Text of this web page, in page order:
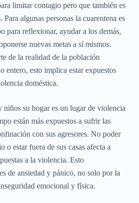
limitar contagio pero que también es
algunas personas la cuarentena es
para reflexionar, ayudar a los demás,
nuevas metas a sí mismos.
de la realidad de la población
entero, esto implica estar expuestos
doméstica.
niños su hogar es un lugar de violencia
están más expuestos a sufrir las
con sus agresores. No poder
o estar fuera de sus casas afecta a
a la violencia. Esto
de ansiedad y pánico, no solo por la
emocional y física.